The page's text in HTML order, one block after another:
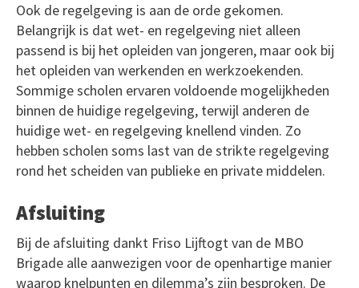
Ook de regelgeving is aan de orde gekomen.
Belangrijk is dat wet- en regelgeving niet alleen
passend is bij het opleiden van jongeren, maar ook bij
het opleiden van werkenden en werkzoekenden.
Sommige scholen ervaren voldoende mogelijkheden
binnen de huidige regelgeving, terwijl anderen de
huidige wet- en regelgeving knellend vinden. Zo
hebben scholen soms last van de strikte regelgeving
rond het scheiden van publieke en private middelen.
Afsluiting
Bij de afsluiting dankt Friso Lijftogt van de MBO
Brigade alle aanwezigen voor de openhartige manier
waarop knelpunten en dilemma’s zijn besproken. De